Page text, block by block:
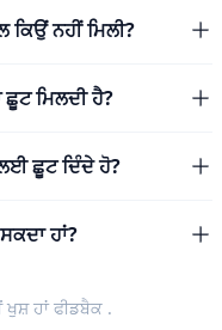
ਨਹੀਂ ਮਿਲੀ?
ਮਿਲਦੀ ਹੈ?
ਲਈ ਛੂਟ ਦਿੰਦੇ ਹੋ?
ਹਾਂ?
ਖੁਸ਼ ਹਾਂਫੀਡਬੈਕ .